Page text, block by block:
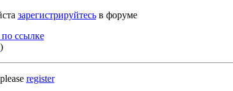
зарегистрируйтесьв форуме
ссылке
)
register